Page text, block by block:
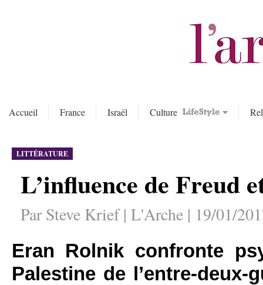
Accueil France Israël Culture
LITTÉRATURE
L’influence de Freud
Par Steve Krief | L'Arche | 19/01/
Eran Rolnik confronte
Palestine de l’entre-